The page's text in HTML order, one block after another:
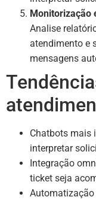
Monitorização
Analise
atendimento e
mensagens
Chatbots mais
interpretar
Integração
ticket seja